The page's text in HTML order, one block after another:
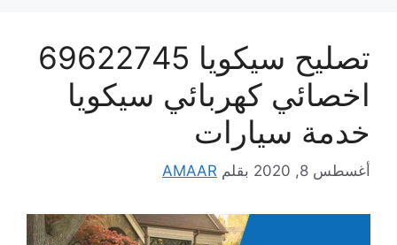
تصليح سيكويا 69622745
اخصائي كهربائي سيكويا
خدمة سيارات
أغسطس 8, 2020 بقلم AMAAR